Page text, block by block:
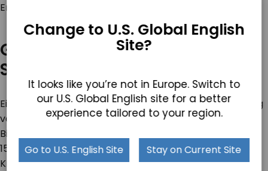
Endgeräts.
Größeres Display = bessere
Sichtbarkeit und Produktivität
Eine oft übersehene Einschränkung bei der Verwendung
von Laptops auf medizinischen Wagen ist die
Bildschirmgröße. Die meisten Laptops bieten nur ein 13-
15-Zoll-Display. Das kann zu klein sein, um
Krankenblätter, Bilder oder mehrere
Change to U.S. Global English
Site?
It looks like you’re not in Europe. Switch to
our U.S. Global English site for a better
experience tailored to your region.
Go to U.S. English Site Stay on Current Site